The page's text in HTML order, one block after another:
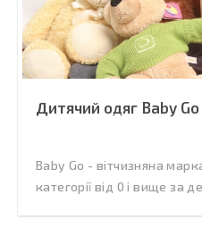
Дитячий одяг Baby Go
Baby Go - вітчизняна
категорії від 0 і вище за